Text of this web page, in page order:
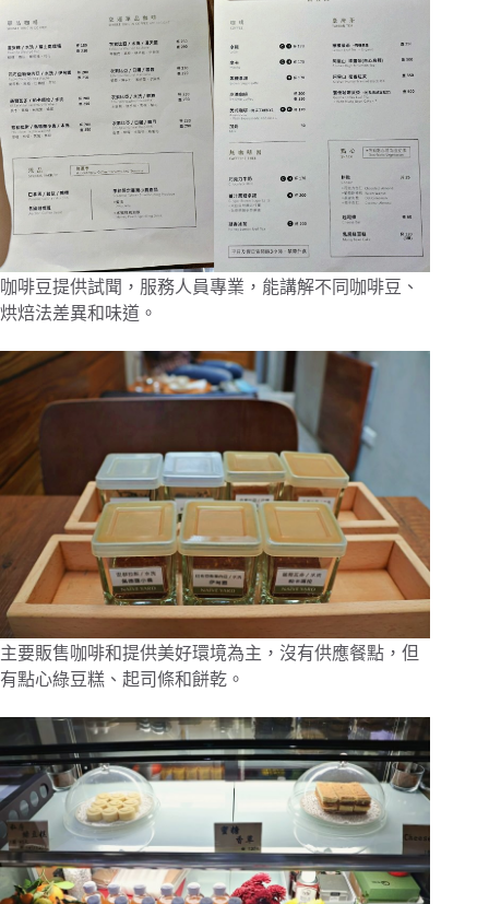
咖啡豆提供試聞，服務人員專業，能講解不同咖啡豆、
烘焙法差異和味道。
主要販售咖啡和提供美好環境為主，沒有供應餐點，但
有點心綠豆糕、起司條和餅乾。